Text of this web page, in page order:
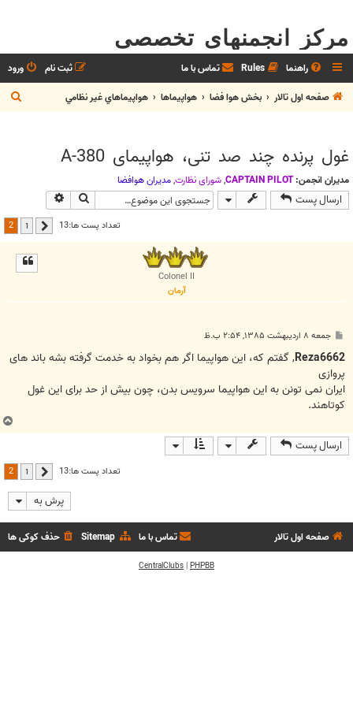
مرکز انجمنهای تخصصی
راهنما Rules تماس با ما ورود
ثبت نام
صفحه اول تالار
بخش هوا فضا هواپيماها هواپيماهاي غير نظامي
س
غول پرنده چند صد تنی، هواپیمای A-380
مدیران انجمن: CAPTAIN PILOT
,شوراي نظارت,مديران هوافضا
ارسال پست جستجو
تعداد پست ها:13 قبلی 1
2
Colonel II
آرمان
ت
جمعه ۸ اردیبهشت ۱۳۸۵, ۲:۵۴ ب.ظ
Reza6662, گفتم که، این هواپیما اگر هم بخواد به خدمت گرفته بشه باند های
پروازی
ایران نمی تونن به این هواپیما سرویس بدن، چون بیش از حد برای این غول
کوتاهند.
ارسال پست
تعداد پست ها:13 قبلی 1
2
پرش به
صفحه اول تالار حذف کوکی ها Sitemap تماس با ما
PHPBB
|
CentralClubs